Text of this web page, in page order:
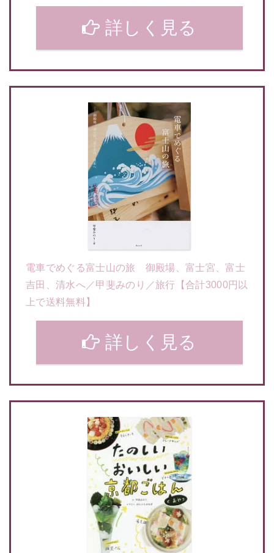
詳しく見る
電車でめぐる富士山の旅 御殿場、富士宮、富士
吉田、清水へ／甲斐みのり／旅行【合計3000円以
上で送料無料】
詳しく見る